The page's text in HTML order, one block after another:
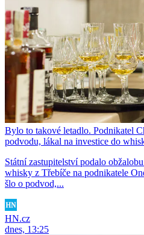
Bylo to takové letadlo. Podnikatel
podvodu, lákal na investice do
Státní zastupitelství podalo
whisky z Třebíče na podnikatele
šlo o podvod,...
HN.cz
dnes, 13:25